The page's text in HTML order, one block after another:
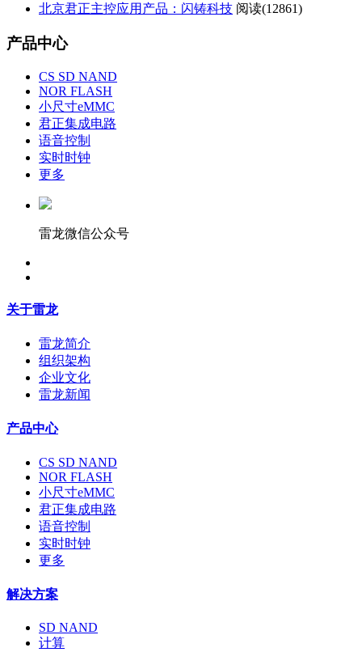
北京君正主控应用产品：闪铸科技 阅读(12861)
产品中心
CS SD NAND
NOR FLASH
小尺寸eMMC
君正集成电路
语音控制
实时时钟
更多
雷龙微信公众号
关于雷龙
雷龙简介
组织架构
企业文化
雷龙新闻
产品中心
CS SD NAND
NOR FLASH
小尺寸eMMC
君正集成电路
语音控制
实时时钟
更多
解决方案
SD NAND
计算